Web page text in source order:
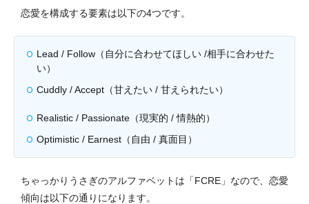
恋愛を構成する要素は以下の4つです。
Lead / Follow（自分に合わせてほしい /相手に合わせた
い）
Cuddly / Accept（甘えたい / 甘えられたい）
Realistic / Passionate（現実的 / 情熱的）
Optimistic / Earnest（自由 / 真面目）
ちゃっかりうさぎのアルファベットは「FCRE」なので、恋愛
傾向は以下の通りになります。